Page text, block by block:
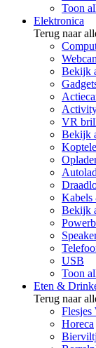
Toon
Elektronica
Terug naar
Bekijk
VR
Bekijk
Kabels
Bekijk
USB
Toon
Eten &
Terug naar
Flesjes
Horeca